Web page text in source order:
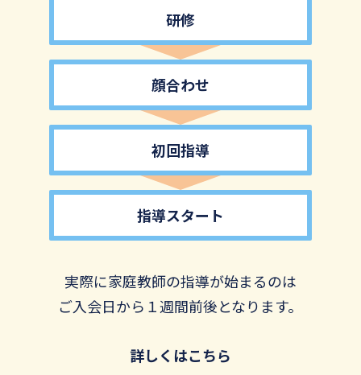
研修
顔合わせ
初回指導
指導スタート
実際に家庭教師の指導が始まるのは
ご入会日から１週間前後となります。
詳しくはこちら